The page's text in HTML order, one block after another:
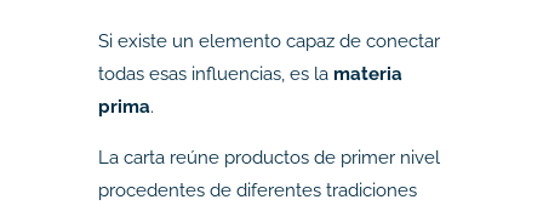
Si existe un elemento capaz de conectar
todas esas influencias, es la materia
prima.
La carta reúne productos de primer nivel
procedentes de diferentes tradiciones